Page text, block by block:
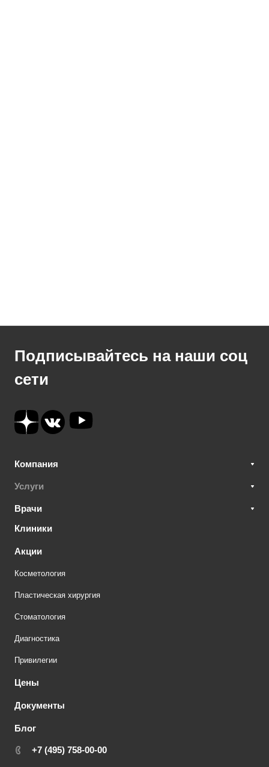
Подписывайтесь на наши соц
сети
Компания
Услуги
Врачи
Клиники
Акции
Косметология
Пластическая хирургия
Стоматология
Диагностика
Привилегии
Цены
Документы
Блог
+7 (495) 758-00-00